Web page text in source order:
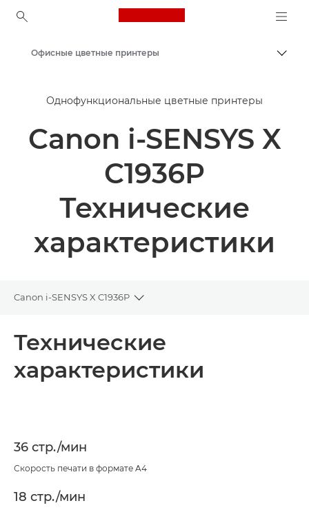
Canon Logo, back to
Решения и услуги
Продукты и решения для бизнеса
Однофункциональные принтеры - Canon Tajikistan
Офисные цветные принтеры
Однофункциональные цветные принтеры
Canon i-SENSYS X
C1936P
Технические
характеристики
Canon i-SENSYS X C1936P
Toggle breadcrumbs
Технические характеристики
Технические
характеристики
36 стр./мин
Скорость печати в формате A4
18 стр./мин